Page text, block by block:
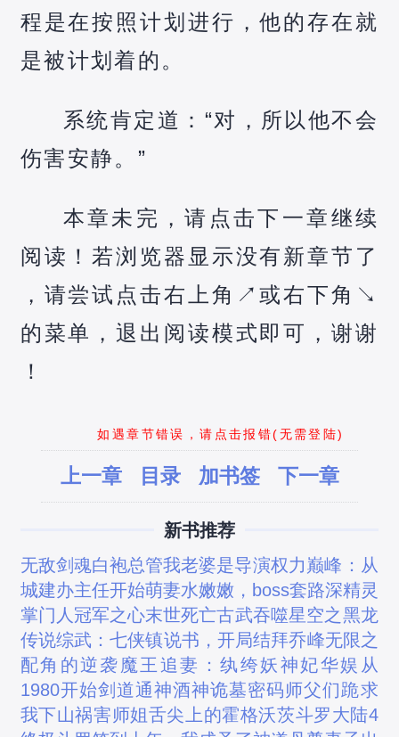
程是在按照计划进行，他的存在就
是被计划着的。
系统肯定道：“对，所以他不会
伤害安静。”
本章未完，请点击下一章继续
阅读！若浏览器显示没有新章节了
，请尝试点击右上角↗️或右下角↘️
的菜单，退出阅读模式即可，谢谢
！
如遇章节错误，请点击报错(无需登陆)
上一章 目录 加书签 下一章
新书推荐
无敌剑魂白袍总管我老婆是导演权力巅峰：从
城建办主任开始萌妻水嫩嫩，boss套路深精灵
掌门人 冠军之心末世死亡古武吞噬星空之黑龙
传说综武：七侠镇说书，开局结拜乔峰无限之
配角的逆袭 魔王追妻：纨绔妖神妃华娱从
1980开始剑道通神酒神诡墓密码师父们跪求
我下山祸害师姐舌尖上的霍格沃茨斗罗大陆4